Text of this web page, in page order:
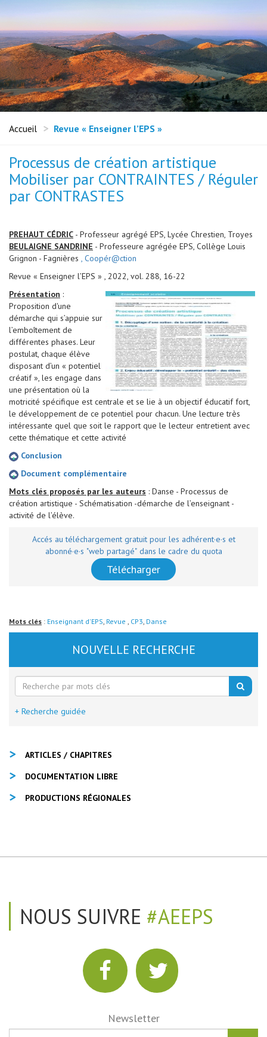
Accueil Revue « Enseigner l’EPS »
Processus de création artistique
Mobiliser par CONTRAINTES / Réguler
par CONTRASTES
PREHAUT CÉDRIC - Professeur agrégé EPS, Lycée Chrestien, Troyes
BEULAIGNE SANDRINE - Professeure agrégée EPS, Collège Louis
Grignon - Fagnières , Coopér@ction
Revue « Enseigner l’EPS » , 2022, vol. 288, 16-22
Présentation :
Proposition d'une
démarche qui s’appuie sur
l’emboîtement de
différentes phases. Leur
postulat, chaque élève
disposant d’un « potentiel
créatif », les engage dans
une présentation où la
motricité spécifique est centrale et se lie à un objectif éducatif fort,
le développement de ce potentiel pour chacun. Une lecture très
intéressante quel que soit le rapport que le lecteur entretient avec
cette thématique et cette activité
Conclusion
Document complémentaire
Mots clés proposés par les auteurs : Danse - Processus de
création artistique - Schématisation -démarche de l’enseignant -
activité de l’élève.
Accés au téléchargement gratuit pour les adhérent·e·s et
abonné·e·s "web partagé" dans le cadre du quota
Télécharger
Mots clés : Enseignant d'EPS, Revue , CP3, Danse
NOUVELLE RECHERCHE
+ Recherche guidée
ARTICLES / CHAPITRES
DOCUMENTATION LIBRE
PRODUCTIONS RÉGIONALES
NOUS SUIVRE #AEEPS
Newsletter